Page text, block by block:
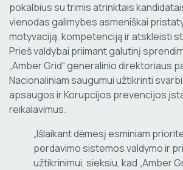
pokalbius su trimis atrinktais
vienodas galimybes asmeniškai
motyvaciją, kompetenciją ir atskleisti
Prieš valdybai priimant galutinį
„Amber Grid“ generalinio direktoriaus
Nacionaliniam saugumui užtikrinti
apsaugos ir Korupcijos prevencijos
reikalavimus.
„Išlaikant dėmesį esminiam
perdavimo sistemos valdymo ir
užtikrinimui, sieksiu, kad „Amber